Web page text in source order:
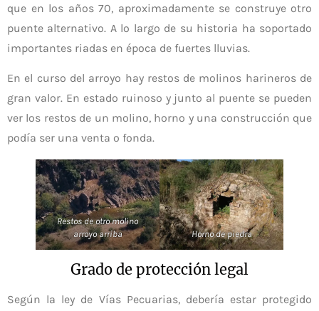
que en los años 70, aproximadamente se construye otro
puente alternativo. A lo largo de su historia ha soportado
importantes riadas en época de fuertes lluvias.
En el curso del arroyo hay restos de molinos harineros de
gran valor. En estado ruinoso y junto al puente se pueden
ver los restos de un molino, horno y una construcción que
podía ser una venta o fonda.
Restos de otro molino
arroyo arriba
Horno de piedra
Grado de protección legal
Según la ley de Vías Pecuarias, debería estar protegido